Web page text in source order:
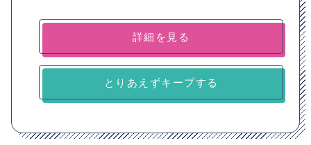
詳細を見る
とりあえずキープする